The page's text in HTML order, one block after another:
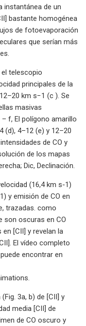
instantánea de un
bastante homogénea
de fotoevaporación
que serían más
telescopio
principales de la
km s−1 (c ). Se
masivas
– f, El polígono amarillo
(d), 4–12 (e) y 12–20
de CO y
de los mapas
Dic, Declinación.
(16,4 km s-1)
y emisión de CO en
trazadas. como
son oscuras en CO
[CII] y revelan la
El vídeo completo
encontrar en
3a, b) de [CII] y
media [CII] de
de CO oscuro y